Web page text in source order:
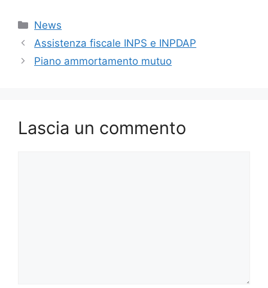
Categorie
News
Assistenza fiscale INPS e INPDAP
Piano ammortamento mutuo
Lascia un commento